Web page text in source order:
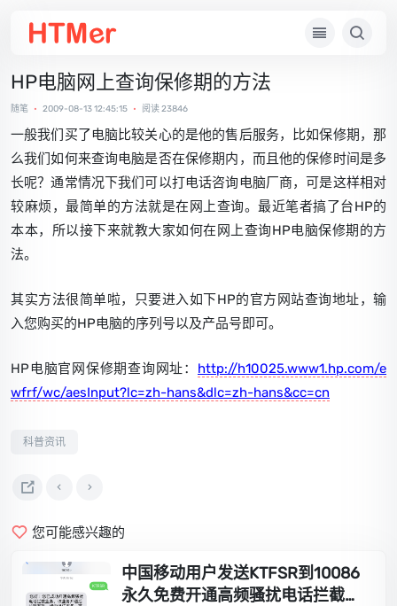
HP电脑网上查询保修期的方法
随笔 • 2009-08-13 12:45:15 • 阅读 23846
一般我们买了电脑比较关心的是他的售后服务，比如保修期，那
么我们如何来查询电脑是否在保修期内，而且他的保修时间是多
长呢？通常情况下我们可以打电话咨询电脑厂商，可是这样相对
较麻烦，最简单的方法就是在网上查询。最近笔者搞了台HP的
本本，所以接下来就教大家如何在网上查询HP电脑保修期的方
法。
其实方法很简单啦，只要进入如下HP的官方网站查询地址，输
入您购买的HP电脑的序列号以及产品号即可。
HP电脑官网保修期查询网址： http://h10025.www1.hp.com/e
wfrf/wc/aesInput?lc=zh-hans&dlc=zh-hans&cc=cn
科普资讯
您可能感兴趣的
中国移动用户发送KTFSR到10086
永久免费开通高频骚扰电话拦截业